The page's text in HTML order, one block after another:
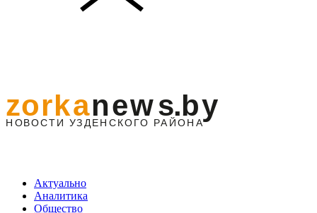
Актуально
Аналитика
Общество